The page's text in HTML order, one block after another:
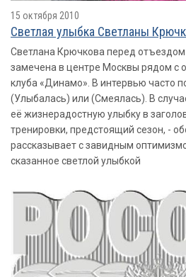
15 октября 2010
Светлая улыбка Светланы
Светлана Крючкова перед
замечена в центре Москвы рядом с
клуба «Динамо». В интервью часто
(Улыбалась) или (Смеялась). В
её жизнерадостную улыбку в
тренировки, предстоящий сезон, -
рассказывает с завидным
сказанное светлой улыбкой